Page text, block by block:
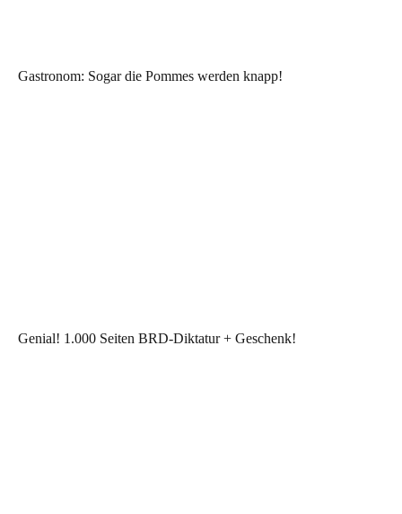
Gastronom: Sogar die Pommes werden knapp!
Genial! 1.000 Seiten BRD-Diktatur + Geschenk!